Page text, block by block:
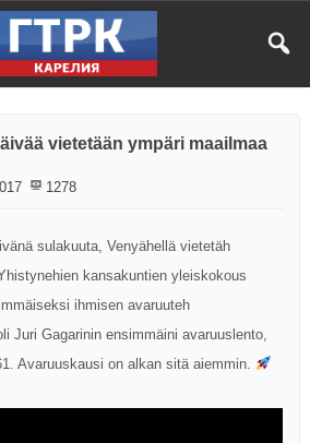
vietetään ympäri maailmaa
1278
sulakuuta, Venyähellä vietetäh
kansakuntien yleiskokous
ihmisen avaruuteh
Juri Gagarinin ensimmäini avaruuslento,
Avaruuskausi on alkan sitä aiemmin.